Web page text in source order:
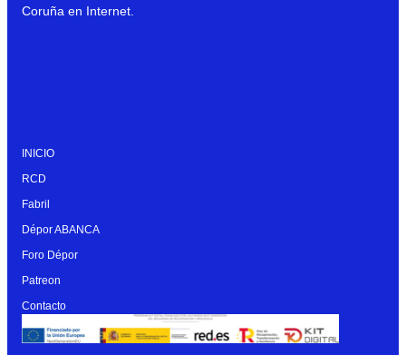
Coruña en Internet.
INICIO
RCD
Fabril
Dépor ABANCA
Foro Dépor
Patreon
Contacto